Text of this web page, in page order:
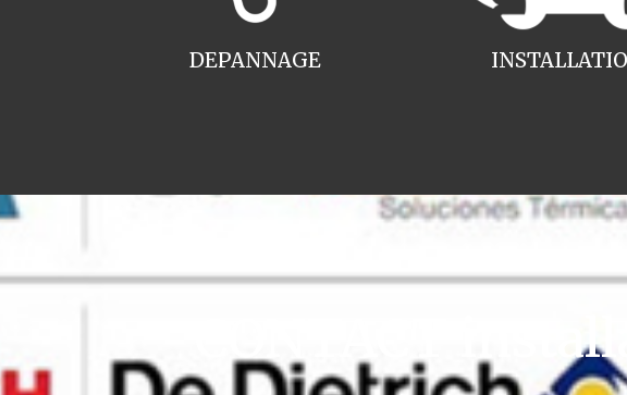
DEPANNAGE
CONTACT